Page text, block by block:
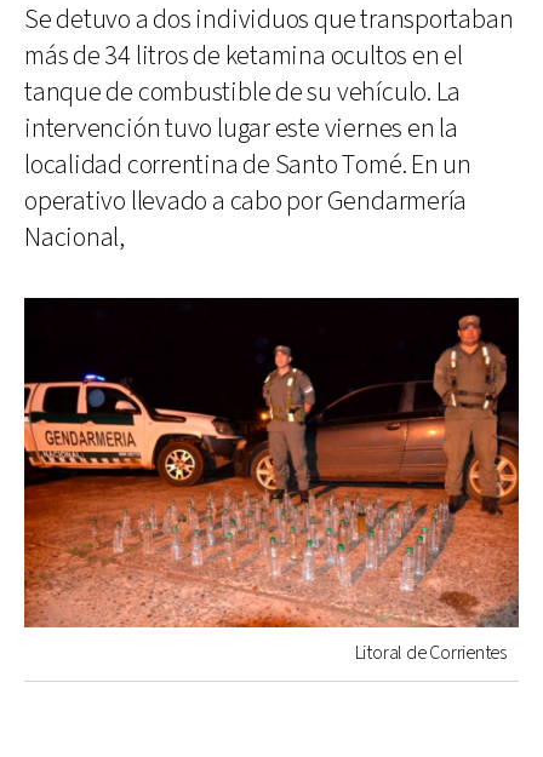
Se detuvo a dos individuos que transportaban
más de 34 litros de ketamina ocultos en el
tanque de combustible de su vehículo. La
intervención tuvo lugar este viernes en la
localidad correntina de Santo Tomé. En un
operativo llevado a cabo por Gendarmería
Nacional,
Litoral de Corrientes